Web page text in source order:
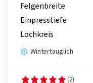
Felgenbreite
Einpresstiefe
Lochkreis
Wintertauglich
(2)